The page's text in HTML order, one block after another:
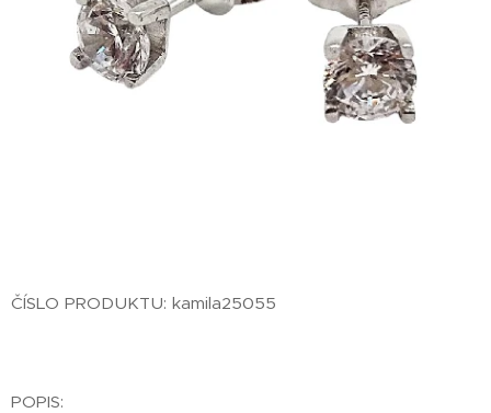
ČÍSLO PRODUKTU: kamila25055
POPIS: